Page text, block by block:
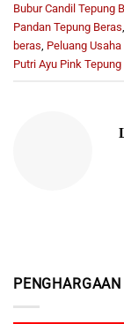
PENGHARGAAN
Bubur Candil Tepung
Pandan Tepung Beras
beras Peluang
Putri Ayu Pink Tepung